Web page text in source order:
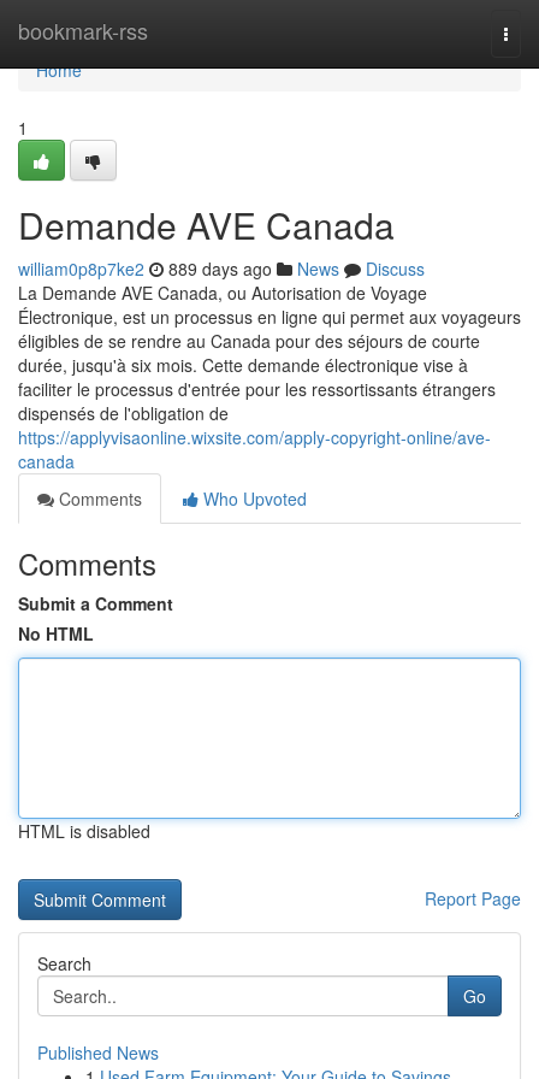
bookmark-rss
Home
Home
1
Demande AVE Canada
william0p8p7ke2 889 days ago News
Discuss
La Demande AVE Canada, ou Autorisation de Voyage
Électronique, est un processus en ligne qui permet aux voyageurs
éligibles de se rendre au Canada pour des séjours de courte
durée, jusqu'à six mois. Cette demande électronique vise à
faciliter le processus d'entrée pour les ressortissants étrangers
dispensés de l'obligation de
https://applyvisaonline.wixsite.com/apply-copyright-online/ave-
canada
Comments
Who Upvoted
Comments
Submit a Comment
No HTML
HTML is disabled
Report Page
Search
Go
Published News